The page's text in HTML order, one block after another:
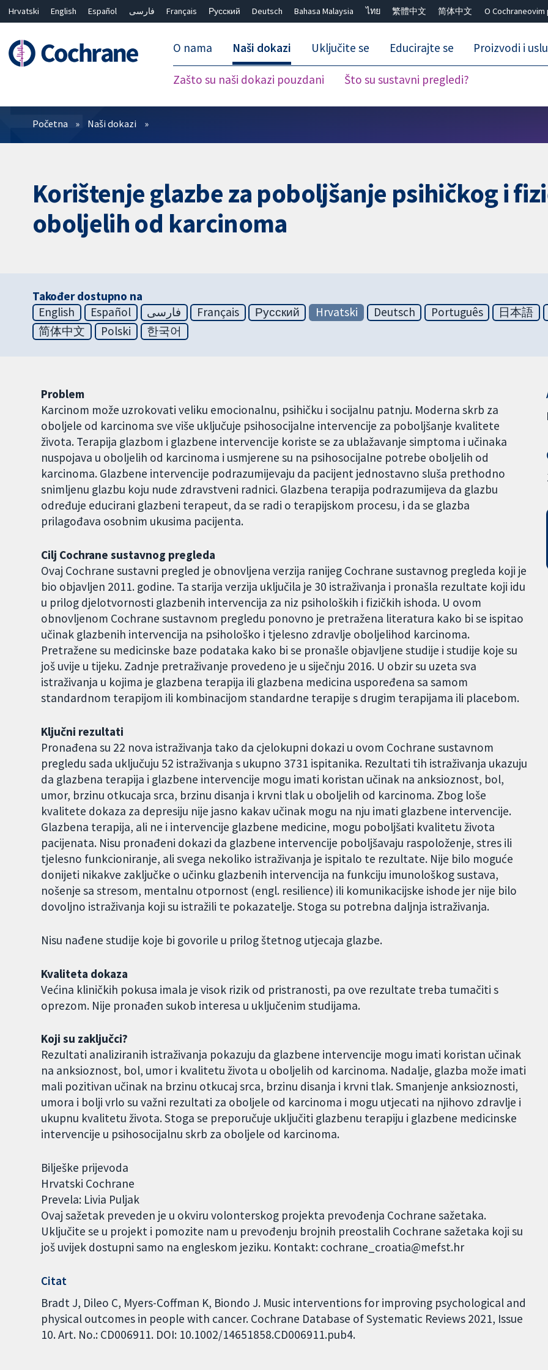
Hrvatski English Español فارسی Français Русский Deutsch Bahasa Malaysia ไทย 繁體中文 简体中文 O
O nama Naši dokazi
Zašto su naši dokazi pouzdani Što su sustavni pregledi?
Uključite se Educirajte se Proizvodi i
Prečistači
Početna Naši dokazi
Korištenje glazbe za poboljšanje psihičkog i
oboljelih od karcinoma
Također dostupno na
English
Español فارسی Français Русский Hrvatski Deutsch Português 日本語
简体中文
Polski 한국어
Problem
Karcinom može uzrokovati veliku emocionalnu, psihičku i socijalnu patnju. Moderna skrb za
oboljele od karcinoma sve više uključuje psihosocijalne intervencije za poboljšanje kvalitete
života. Terapija glazbom i glazbene intervencije koriste se za ublažavanje simptoma i učinaka
nuspojava u oboljelih od karcinoma i usmjerene su na psihosocijalne potrebe oboljelih od
karcinoma. Glazbene intervencije podrazumijevaju da pacijent jednostavno sluša prethodno
snimljenu glazbu koju nude zdravstveni radnici. Glazbena terapija podrazumijeva da glazbu
određuje educirani glazbeni terapeut, da se radi o terapijskom procesu, i da se glazba
prilagođava osobnim ukusima pacijenta.
Cilj Cochrane sustavnog pregleda
Ovaj Cochrane sustavni pregled je obnovljena verzija ranijeg Cochrane sustavnog pregleda koji je
bio objavljen 2011. godine. Ta starija verzija uključila je 30 istraživanja i pronašla rezultate koji idu
u prilog djelotvornosti glazbenih intervencija za niz psiholoških i fizičkih ishoda. U ovom
obnovljenom Cochrane sustavnom pregledu ponovno je pretražena literatura kako bi se ispitao
učinak glazbenih intervencija na psihološko i tjelesno zdravlje oboljelihod karcinoma.
Pretražene su medicinske baze podataka kako bi se pronašle objavljene studije i studije koje su
još uvije u tijeku. Zadnje pretraživanje provedeno je u siječnju 2016. U obzir su uzeta sva
istraživanja u kojima je glazbena terapija ili glazbena medicina uspoređena sa samom
standardnom terapijom ili kombinacijom standardne terapije s drugim terapijama ili placebom.
Ključni rezultati
Pronađena su 22 nova istraživanja tako da cjelokupni dokazi u ovom Cochrane sustavnom
pregledu sada uključuju 52 istraživanja s ukupno 3731 ispitanika. Rezultati tih istraživanja ukazuju
da glazbena terapija i glazbene intervencije mogu imati koristan učinak na anksioznost, bol,
umor, brzinu otkucaja srca, brzinu disanja i krvni tlak u oboljelih od karcinoma. Zbog loše
kvalitete dokaza za depresiju nije jasno kakav učinak mogu na nju imati glazbene intervencije.
Glazbena terapija, ali ne i intervencije glazbene medicine, mogu poboljšati kvalitetu života
pacijenata. Nisu pronađeni dokazi da glazbene intervencije poboljšavaju raspoloženje, stres ili
tjelesno funkcioniranje, ali svega nekoliko istraživanja je ispitalo te rezultate. Nije bilo moguće
donijeti nikakve zaključke o učinku glazbenih intervencija na funkciju imunološkog sustava,
nošenje sa stresom, mentalnu otpornost (engl. resilience) ili komunikacijske ishode jer nije bilo
dovoljno istraživanja koji su istražili te pokazatelje. Stoga su potrebna daljnja istraživanja.
Nisu nađene studije koje bi govorile u prilog štetnog utjecaja glazbe.
Kvaliteta dokaza
Većina kliničkih pokusa imala je visok rizik od pristranosti, pa ove rezultate treba tumačiti s
oprezom. Nije pronađen sukob interesa u uključenim studijama.
Koji su zaključci?
Rezultati analiziranih istraživanja pokazuju da glazbene intervencije mogu imati koristan učinak
na anksioznost, bol, umor i kvalitetu života u oboljelih od karcinoma. Nadalje, glazba može imati
mali pozitivan učinak na brzinu otkucaj srca, brzinu disanja i krvni tlak. Smanjenje anksioznosti,
umora i bolji vrlo su važni rezultati za oboljele od karcinoma i mogu utjecati na njihovo zdravlje i
ukupnu kvalitetu života. Stoga se preporučuje uključiti glazbenu terapiju i glazbene medicinske
intervencije u psihosocijalnu skrb za oboljele od karcinoma.
Bilješke prijevoda
Hrvatski Cochrane
Prevela: Livia Puljak
Ovaj sažetak preveden je u okviru volonterskog projekta prevođenja Cochrane sažetaka.
Uključite se u projekt i pomozite nam u prevođenju brojnih preostalih Cochrane sažetaka koji su
još uvijek dostupni samo na engleskom jeziku. Kontakt: cochrane_croatia@mefst.hr
Citat
Bradt J, Dileo C, Myers-Coffman K, Biondo J. Music interventions for improving psychological and
physical outcomes in people with cancer. Cochrane Database of Systematic Reviews 2021, Issue
10. Art. No.: CD006911. DOI: 10.1002/14651858.CD006911.pub4.